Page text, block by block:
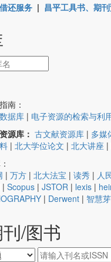
还服务 | 昌平工具书、期
南：
据库 | 电子资源的检索与利
源库： 古文献资源库 | 多媒
| 北大学位论文 | 北大讲座 |
| 万方 | 北大法宝 | 读秀 | 人
| Scopus | JSTOR | lexis |
| Derwent | 智慧芽
/图书